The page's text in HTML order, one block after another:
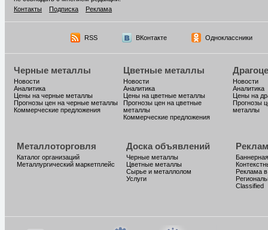
Контакты
Подписка Реклама
RSS ВКонтакте Одноклассники
Черные металлы
Новости
Аналитика
Цены на черные металлы
Прогнозы цен на черные металлы
Коммерческие предложения
Цветные металлы
Новости
Аналитика
Цены на цветные металлы
Прогнозы цен на цветные
металлы
Коммерческие предложения
Новости
Аналитика
Цены на
Прогнозы
металлы
Металлоторговля
Каталог организаций
Металлургический маркетплейс
Доска объявлений
Черные металлы
Цветные металлы
Сырье и металлолом
Услуги
Реклама
Classified